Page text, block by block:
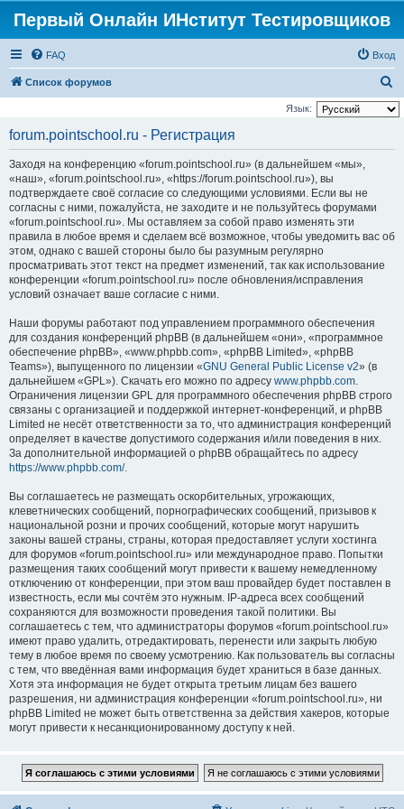
Первый Онлайн ИНститут Тестировщиков
FAQ Вход
Список форумов
о
Язык:
forum.pointschool.ru - Регистрация
Заходя на конференцию «forum.pointschool.ru» (в дальнейшем «мы»,
«наш», «forum.pointschool.ru», «https://forum.pointschool.ru»), вы
подтверждаете своё согласие со следующими условиями. Если вы не
согласны с ними, пожалуйста, не заходите и не пользуйтесь форумами
«forum.pointschool.ru». Мы оставляем за собой право изменять эти
правила в любое время и сделаем всё возможное, чтобы уведомить вас об
этом, однако с вашей стороны было бы разумным регулярно
просматривать этот текст на предмет изменений, так как использование
конференции «forum.pointschool.ru» после обновления/исправления
условий означает ваше согласие с ними.
Наши форумы работают под управлением программного обеспечения
для создания конференций phpBB (в дальнейшем «они», «программное
обеспечение phpBB», «www.phpbb.com», «phpBB Limited», «phpBB
Teams»), выпущенного по лицензии «GNU General Public License v2» (в
дальнейшем «GPL»). Скачать его можно по адресу www.phpbb.com.
Ограничения лицензии GPL для программного обеспечения phpBB строго
связаны с организацией и поддержкой интернет-конференций, и phpBB
Limited не несёт ответственности за то, что администрация конференций
определяет в качестве допустимого содержания и/или поведения в них.
За дополнительной информацией о phpBB обращайтесь по адресу
https://www.phpbb.com/.
Вы соглашаетесь не размещать оскорбительных, угрожающих,
клеветнических сообщений, порнографических сообщений, призывов к
национальной розни и прочих сообщений, которые могут нарушить
законы вашей страны, страны, которая предоставляет услуги хостинга
для форумов «forum.pointschool.ru» или международное право. Попытки
размещения таких сообщений могут привести к вашему немедленному
отключению от конференции, при этом ваш провайдер будет поставлен в
известность, если мы сочтём это нужным. IP-адреса всех сообщений
сохраняются для возможности проведения такой политики. Вы
соглашаетесь с тем, что администраторы форумов «forum.pointschool.ru»
имеют право удалить, отредактировать, перенести или закрыть любую
тему в любое время по своему усмотрению. Как пользователь вы согласны
с тем, что введённая вами информация будет храниться в базе данных.
Хотя эта информация не будет открыта третьим лицам без вашего
разрешения, ни администрация конференции «forum.pointschool.ru», ни
phpBB Limited не может быть ответственна за действия хакеров, которые
могут привести к несанкционированному доступу к ней.